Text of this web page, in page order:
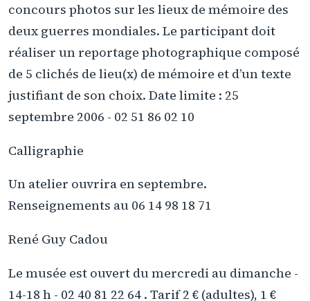
concours photos sur les lieux de mémoire des
deux guerres mondiales. Le participant doit
réaliser un reportage photographique composé
de 5 clichés de lieu(x) de mémoire et d’un texte
justifiant de son choix. Date limite : 25
septembre 2006 - 02 51 86 02 10
Calligraphie
Un atelier ouvrira en septembre.
Renseignements au 06 14 98 18 71
René Guy Cadou
Le musée est ouvert du mercredi au dimanche -
14-18 h - 02 40 81 22 64 . Tarif 2 € (adultes), 1 €